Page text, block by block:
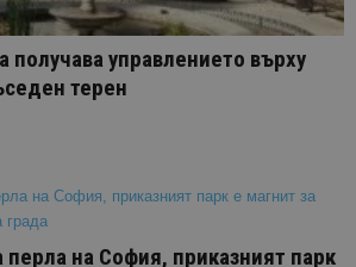
управлението върху
терен
перла на София, приказният парк